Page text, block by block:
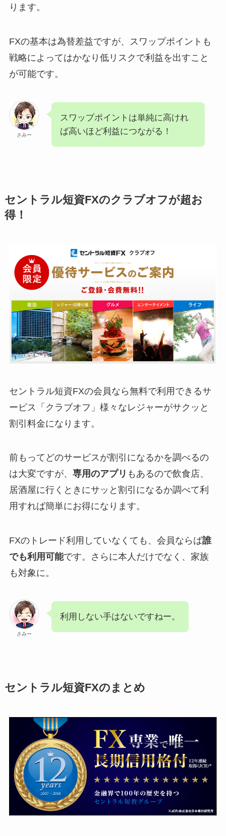
ります。
FXの基本は為替差益ですが、スワップポイントも
戦略によってはかなり低リスクで利益を出すこと
が可能です。
さみー
スワップポイントは単純に高けれ
ば高いほど利益につながる！
セントラル短資FXのクラブオフが超お
得！
セントラル短資FXの会員なら無料で利用できるサ
ービス「クラブオフ」様々なレジャーがサクッと
割引料金になります。
前もってどのサービスが割引になるかを調べるの
は大変ですが、 専用のアプリ もあるので飲食店、
居酒屋に行くときにサッと割引になるか調べて利
用すれば簡単にお得になります。
FXのトレード利用していなくても、会員ならば誰
でも利用可能です。さらに本人だけでなく、家族
も対象に。
さみー
利用しない手はないですねー。
セントラル短資FXのまとめ